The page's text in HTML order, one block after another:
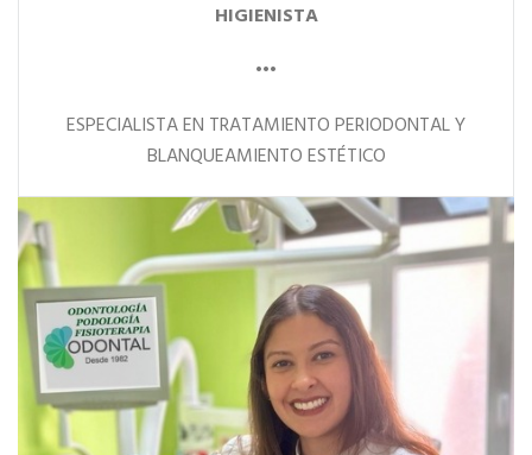
HIGIENISTA
•••
ESPECIALISTA EN TRATAMIENTO PERIODONTAL Y
BLANQUEAMIENTO ESTÉTICO